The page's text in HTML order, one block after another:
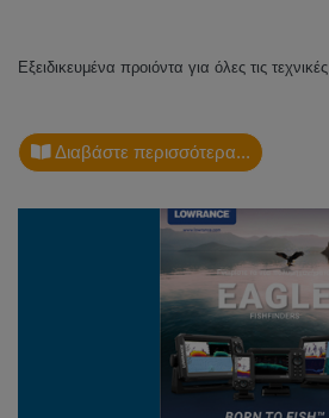
Εξειδικευμένα προιόντα για όλες τις τεχνικές
Διαβάστε περισσότερα...